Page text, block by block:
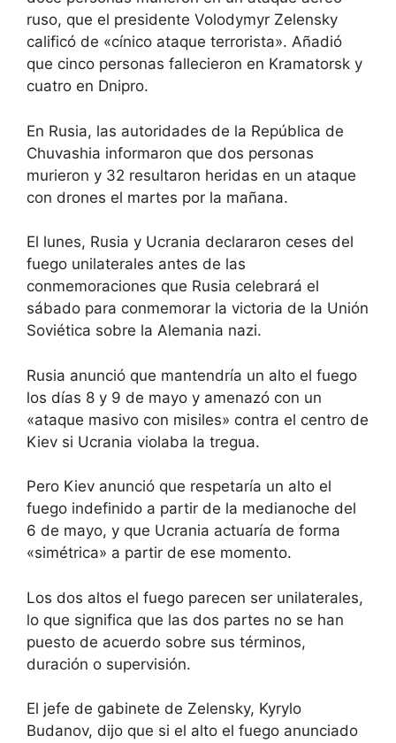
ruso, que el presidente Volodymyr Zelensky
calificó de «cínico ataque terrorista». Añadió
que cinco personas fallecieron en Kramatorsk y
cuatro en Dnipro.
En Rusia, las autoridades de la República de
Chuvashia informaron que dos personas
murieron y 32 resultaron heridas en un ataque
con drones el martes por la mañana.
El lunes, Rusia y Ucrania declararon ceses del
fuego unilaterales antes de las
conmemoraciones que Rusia celebrará el
sábado para conmemorar la victoria de la Unión
Soviética sobre la Alemania nazi.
Rusia anunció que mantendría un alto el fuego
los días 8 y 9 de mayo y amenazó con un
«ataque masivo con misiles» contra el centro de
Kiev si Ucrania violaba la tregua.
Pero Kiev anunció que respetaría un alto el
fuego indefinido a partir de la medianoche del
6 de mayo, y que Ucrania actuaría de forma
«simétrica» ​​a partir de ese momento.
Los dos altos el fuego parecen ser unilaterales,
lo que significa que las dos partes no se han
puesto de acuerdo sobre sus términos,
duración o supervisión.
El jefe de gabinete de Zelensky, Kyrylo
Budanov, dijo que si el alto el fuego anunciado